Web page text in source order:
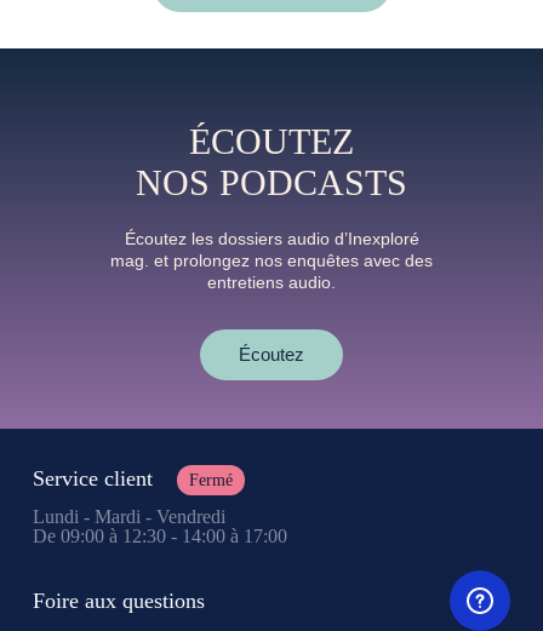
ÉCOUTEZ
NOS PODCASTS
Écoutez les dossiers audio d’Inexploré
mag. et prolongez nos enquêtes avec des
entretiens audio.
Écoutez
Service client Fermé
Lundi - Mardi - Vendredi
De 09:00 à 12:30 - 14:00 à 17:00
Foire aux questions